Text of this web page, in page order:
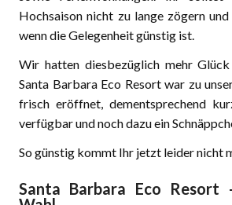
Hochsaison nicht zu lange zögern
wenn die Gelegenheit günstig ist.
Wir hatten diesbezüglich mehr
Santa Barbara Eco Resort war zu
frisch eröffnet, dementsprechend
verfügbar und noch dazu ein
So günstig kommt Ihr jetzt leider nicht
Santa Barbara Eco